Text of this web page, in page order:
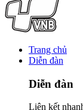
Trang chủ
Diễn đàn
Diễn đàn
Liên kết